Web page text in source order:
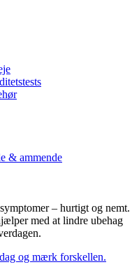
& ammende
– hurtigt og nemt.
med at lindre ubehag
og mærk forskellen.